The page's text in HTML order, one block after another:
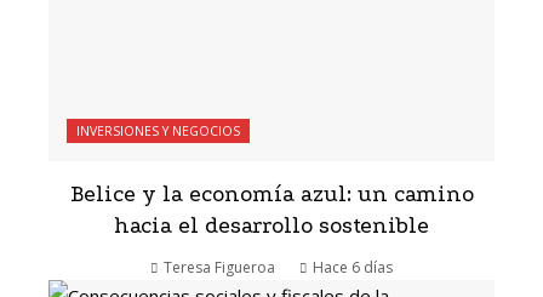
INVERSIONES Y NEGOCIOS
Belice y la economía azul: un camino
hacia el desarrollo sostenible
Teresa Figueroa Hace 6 días